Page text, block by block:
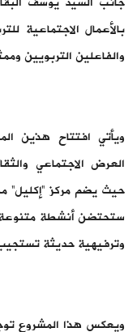
بالأعمال الاجتماعية
والفاعلين التربويين
ويأتي افتتاح هذين
العرض الاجتماعي
حيث يضم مركز “إكليل”
ستحتضن أنشطة
وترفيهية حديثة
ويعكس هذا المشروع